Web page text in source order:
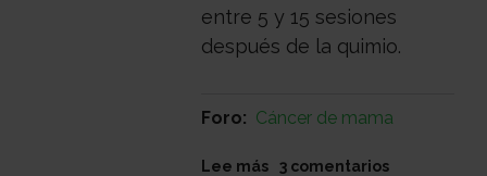
entre 5 y 15 sesiones
después de la quimio.
Foro Cáncer de mama
Lee más sobre
3 comentarios